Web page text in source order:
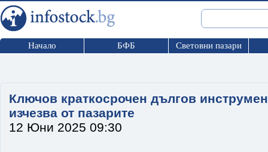
Начало БФБ Световни пазари
Ключов краткосрочен дългов
изчезва от пазарите
12 Юни 2025 09:30